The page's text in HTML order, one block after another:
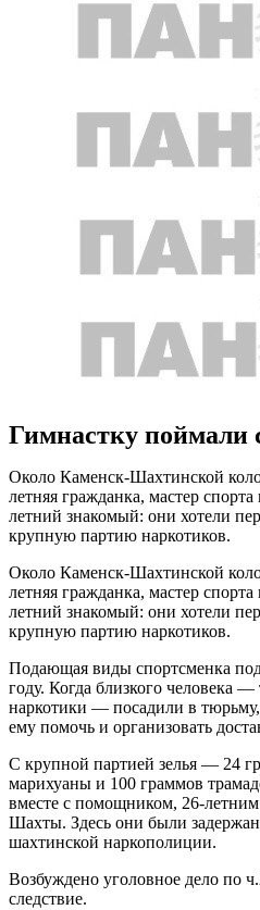
Гимнастку поймали
Около Каменск-Шахтинской
летняя гражданка, мастер
летний знакомый: они хотели
крупную партию наркотиков.
Около Каменск-Шахтинской
летняя гражданка, мастер
летний знакомый: они хотели
крупную партию наркотиков.
Подающая виды спортсменка
году. Когда близкого человека
наркотики — посадили в
ему помочь и организовать
С крупной партией зелья — 24
марихуаны и 100 граммов
вместе с помощником, 26-
Шахты. Здесь они были
шахтинской наркополиции.
Возбуждено уголовное дело по
следствие.